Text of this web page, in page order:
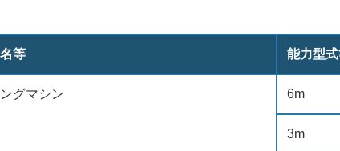
等 能力型
グマシン 6m
3m